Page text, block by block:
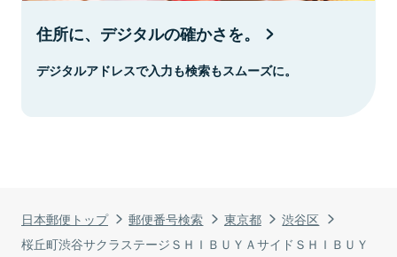
日本郵便トップ 郵便番号検索 東京都
渋谷区
桜丘町渋谷サクラステージＳＨＩＢＵＹＡサイドＳＨＩＢＵＹ
住所に、デジタルの確かさを。
デジタルアドレスで入力も検索もスムーズに。